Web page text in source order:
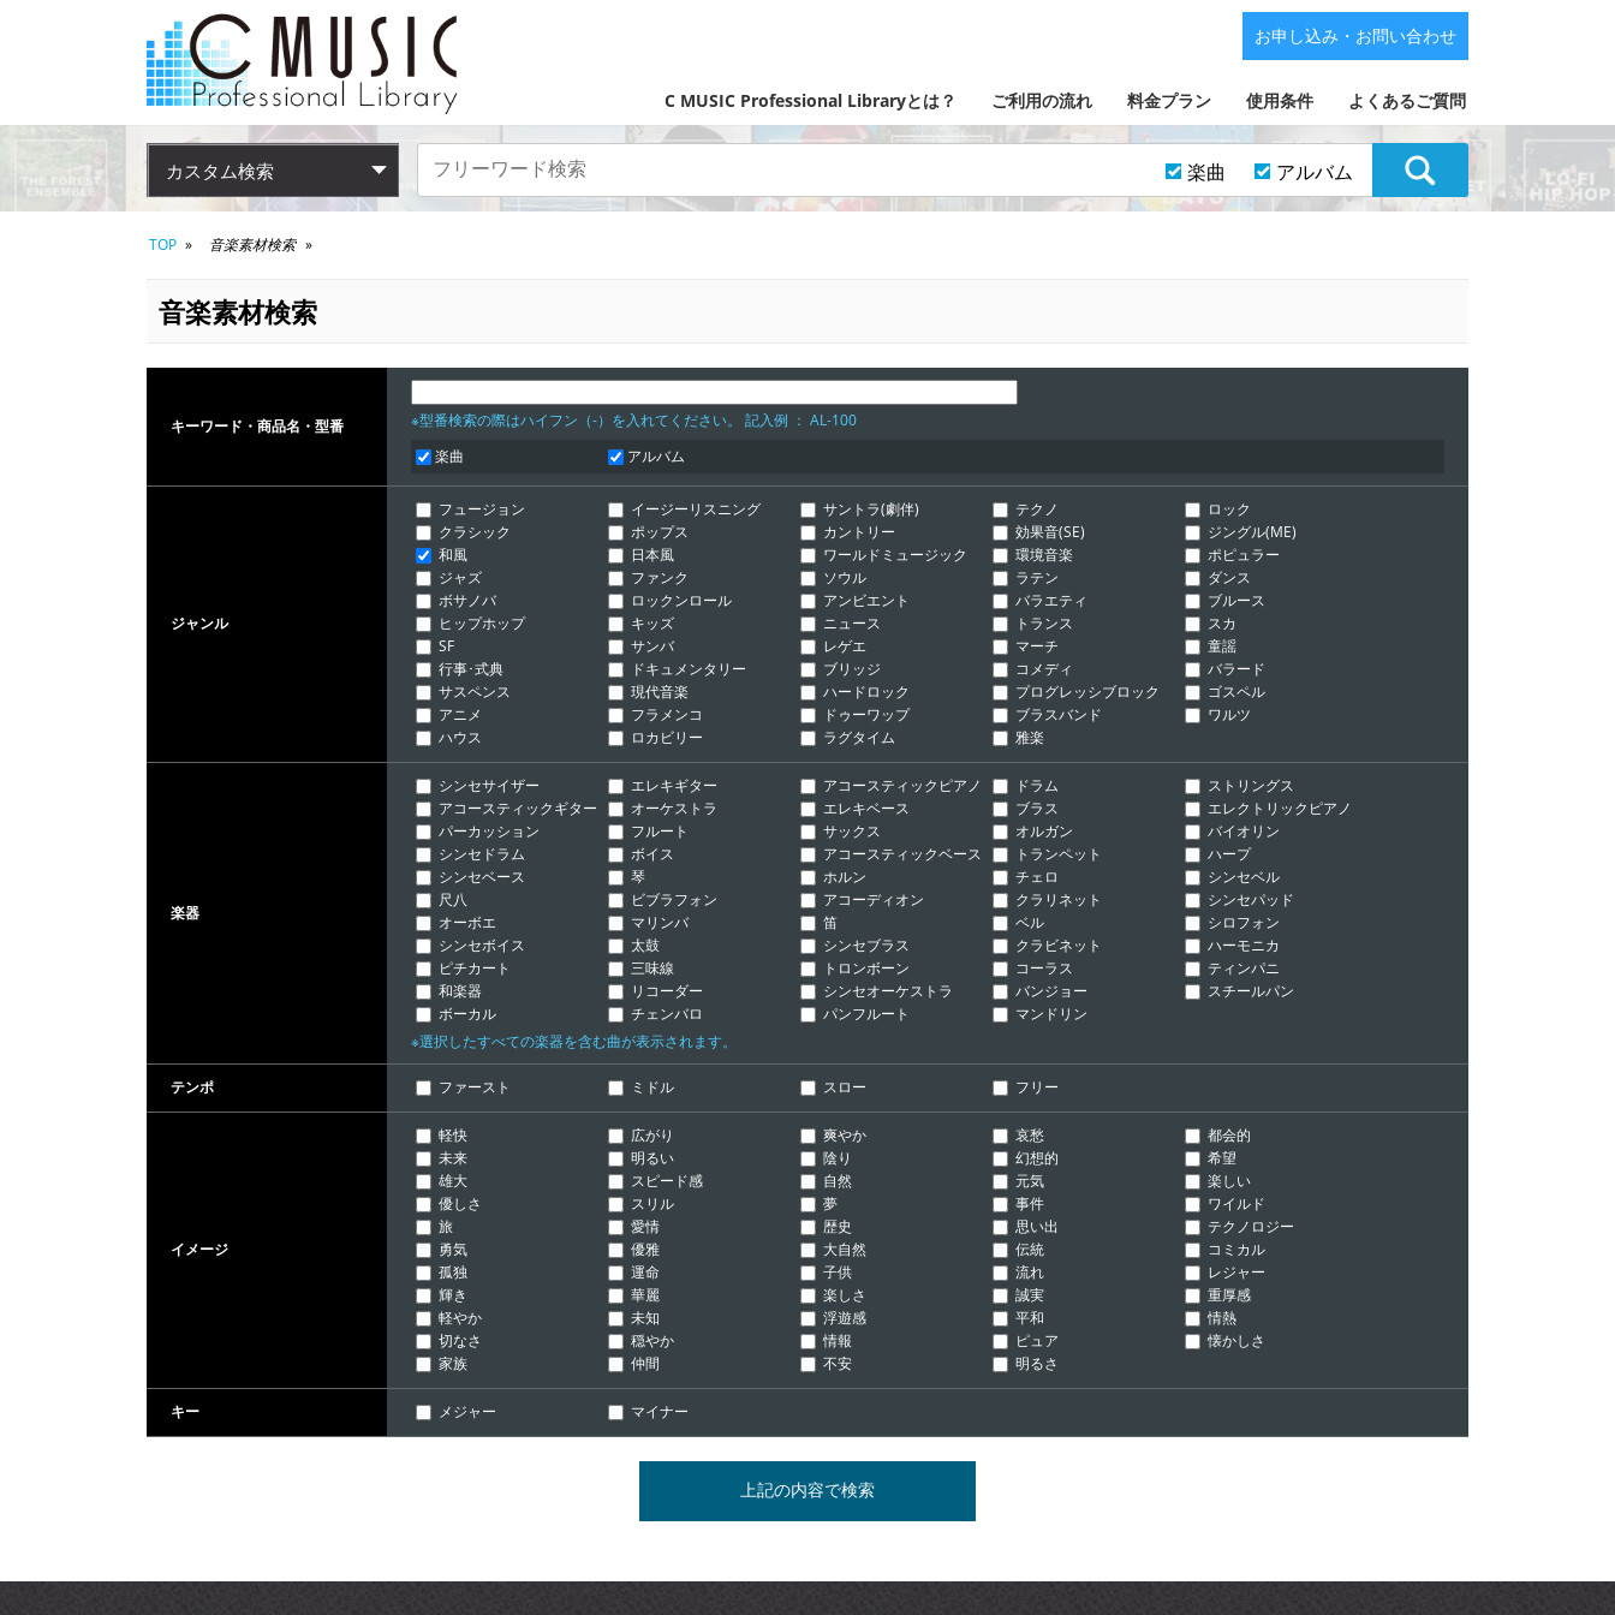
C MUSIC Professional Libraryとは？ ご利用の流れ 料金プラン 使用条件 よくあるご質問
お申し込み・お問い合わせ
カスタム検索 楽曲 アルバム
TOP 音楽素材検索
音楽素材検索
キーワード・商品名・型番
※型番検索の際はハイフン（-）を入れてください。 記入例 ： AL-100
楽曲
アルバム
ジャンル
フュージョン イージーリスニング サントラ(劇伴) テクノ
ロック
クラシック
ポップス カントリー 効果音(SE)
ジングル(ME)
和風
日本風 ワールドミュージック 環境音楽
ポピュラー
ジャズ
ファンク ソウル ラテン
ダンス
ボサノバ
ロックンロール アンビエント バラエティ
ブルース
ヒップホップ
キッズ ニュース トランス
スカ
SF
サンバ レゲエ マーチ
童謡
行事･式典
ドキュメンタリー ブリッジ コメディ
バラード
サスペンス
現代音楽 ハードロック プログレッシブロック
ゴスペル
アニメ
フラメンコ ドゥーワップ ブラスバンド
ワルツ
ハウス
ロカビリー ラグタイム 雅楽
楽器
シンセサイザー エレキギター アコースティックピアノ ドラム
ストリングス
アコースティックギター
オーケストラ エレキベース ブラス
エレクトリックピアノ
パーカッション
フルート サックス オルガン
バイオリン
シンセドラム
ボイス アコースティックベース トランペット
ハープ
シンセベース
琴 ホルン チェロ
シンセベル
尺八
ビブラフォン アコーディオン クラリネット
シンセパッド
オーボエ
マリンバ 笛 ベル
シロフォン
シンセボイス
太鼓 シンセブラス クラビネット
ハーモニカ
ピチカート
三味線 トロンボーン コーラス
ティンパニ
和楽器
リコーダー シンセオーケストラ バンジョー
スチールパン
ボーカル
チェンバロ パンフルート
マンドリン
※選択したすべての楽器を含む曲が表示されます。
テンポ ファースト ミドル スロー フリー
イメージ
軽快 広がり 爽やか 哀愁
都会的
未来
明るい 陰り 幻想的
希望
雄大
スピード感 自然 元気
楽しい
優しさ
スリル 夢 事件
ワイルド
旅
愛情 歴史 思い出
テクノロジー
勇気
優雅 大自然 伝統
コミカル
孤独
運命 子供 流れ
レジャー
輝き
華麗 楽しさ 誠実
重厚感
軽やか
未知 浮遊感 平和
情熱
切なさ
穏やか 情報 ピュア
懐かしさ
家族
仲間 不安 明るさ
キー メジャー マイナー